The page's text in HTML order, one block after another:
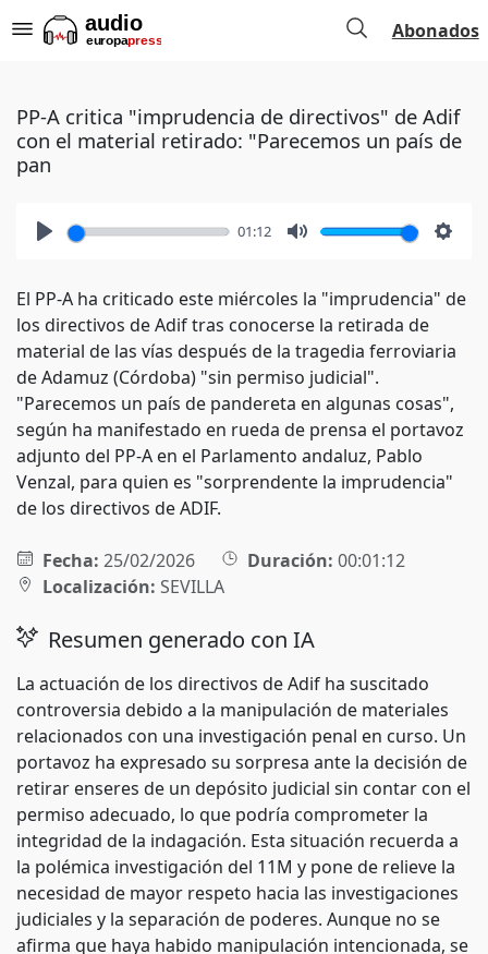
Abonados
PP-A critica "imprudencia de directivos" de Adif
con el material retirado: "Parecemos un país de
pan
01:12
El PP-A ha criticado este miércoles la "imprudencia" de
los directivos de Adif tras conocerse la retirada de
material de las vías después de la tragedia ferroviaria
de Adamuz (Córdoba) "sin permiso judicial".
"Parecemos un país de pandereta en algunas cosas",
según ha manifestado en rueda de prensa el portavoz
adjunto del PP-A en el Parlamento andaluz, Pablo
Venzal, para quien es "sorprendente la imprudencia"
de los directivos de ADIF.
Fecha: 25/02/2026 Duración: 00:01:12
Localización: SEVILLA
Resumen generado con IA
La actuación de los directivos de Adif ha suscitado
controversia debido a la manipulación de materiales
relacionados con una investigación penal en curso. Un
portavoz ha expresado su sorpresa ante la decisión de
retirar enseres de un depósito judicial sin contar con el
permiso adecuado, lo que podría comprometer la
integridad de la indagación. Esta situación recuerda a
la polémica investigación del 11M y pone de relieve la
necesidad de mayor respeto hacia las investigaciones
judiciales y la separación de poderes. Aunque no se
afirma que haya habido manipulación intencionada, se